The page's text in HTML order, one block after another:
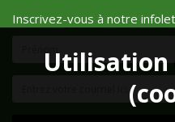
Inscrivez-vous à notre
Utilisation